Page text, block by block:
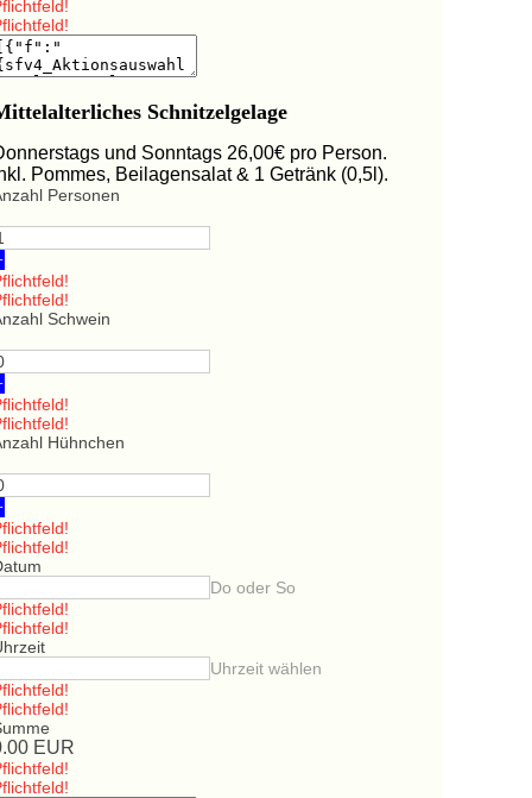
Schnitzelgelage
und Sonntags 26,00€ pro Person.
Pommes, Beilagensalat & 1 Getränk (0,5l).
Personen
Schwein
Hühnchen
Do oder So
Uhrzeit wählen
EUR